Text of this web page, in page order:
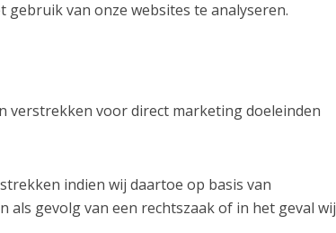
gebruik van onze websites te analyseren.
verstrekken voor direct marketing doeleinden
indien wij daartoe op basis van
gevolg van een rechtszaak of in het geval wij